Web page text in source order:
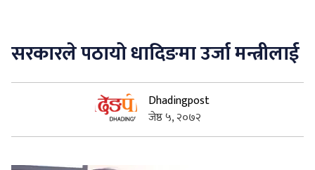
प्रवास
सरकारले पठायो धादिङमा उर्जा मन्त्रीलाई
Dhadingpost
जेष्ठ ५, २०७२